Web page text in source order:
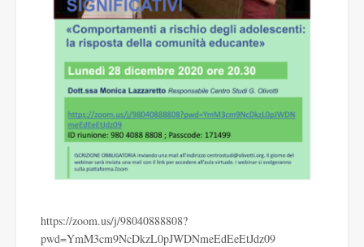
https://zoom.us/j/98040888808?
pwd=YmM3cm9NcDkzL0pJWDNmeEdEeEtJdz09